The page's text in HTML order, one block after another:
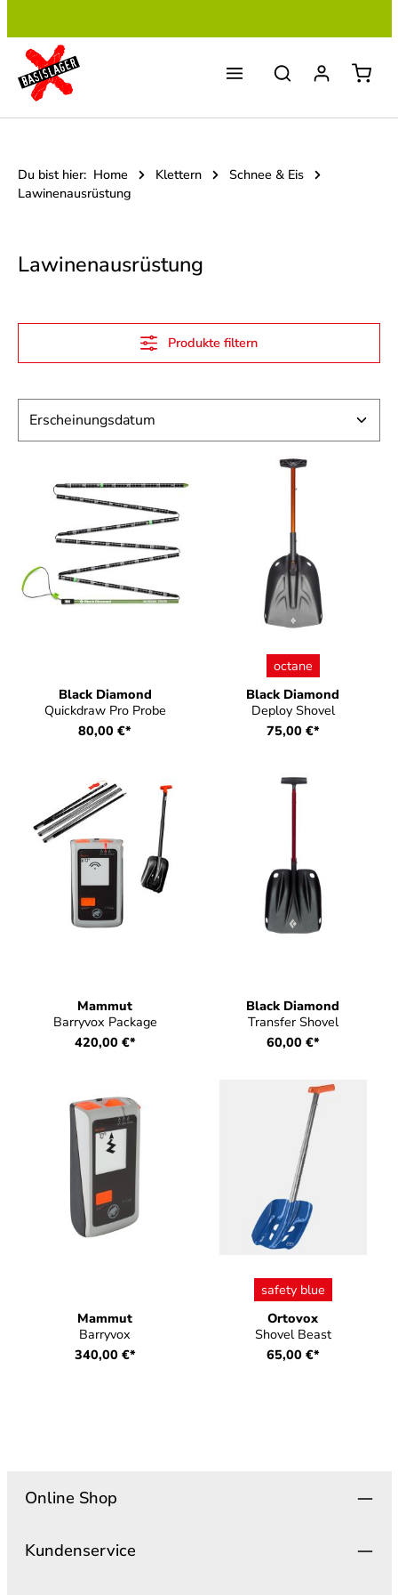
Du bist hier: Home Klettern
Schnee & Eis
Lawinenausrüstung
Lawinenausrüstung
Produkte filtern
Black Diamond
Quickdraw Pro Probe
80,00 €*
Black Diamond
Deploy Shovel
Farbeauswählen
octane
75,00 €*
Mammut
Barryvox Package
420,00 €*
Black Diamond
Transfer Shovel
60,00 €*
Mammut
Barryvox
340,00 €*
Ortovox
Shovel Beast
Farbeauswählen
safety blue
65,00 €*
Online Shop
Kundenservice